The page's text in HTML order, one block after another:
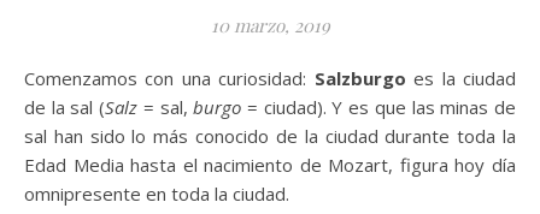
10 marzo, 2019
Comenzamos con una curiosidad: Salzburgo es la ciudad
de la sal (Salz = sal,burgo = ciudad). Y es que las minas de
sal han sido lo más conocido de la ciudad durante toda la
Edad Media hasta el nacimiento de Mozart, figura hoy día
omnipresente en toda la ciudad.